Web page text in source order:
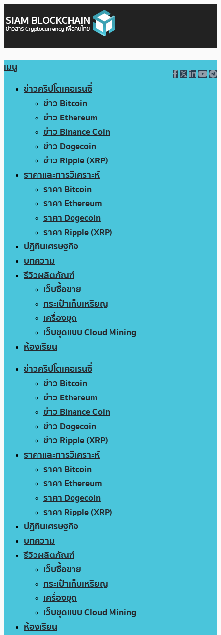
เมนู
ข่าวคริปโตเคอเรนซี่
ข่าว Bitcoin
ข่าว Ethereum
ข่าว Binance Coin
ข่าว Dogecoin
ข่าว Ripple (XRP)
ราคาและการวิเคราะห์
ราคา Bitcoin
ราคา Ethereum
ราคา Dogecoin
ราคา Ripple (XRP)
ปฏิทินเศรษฐกิจ
บทความ
รีวิวผลิตภัณฑ์
เว็บซื้อขาย
กระเป๋าเก็บเหรียญ
เครื่องขุด
เว็บขุดแบบ Cloud Mining
ห้องเรียน
ข่าวคริปโตเคอเรนซี่
ข่าว Bitcoin
ข่าว Ethereum
ข่าว Binance Coin
ข่าว Dogecoin
ข่าว Ripple (XRP)
ราคาและการวิเคราะห์
ราคา Bitcoin
ราคา Ethereum
ราคา Dogecoin
ราคา Ripple (XRP)
ปฏิทินเศรษฐกิจ
บทความ
รีวิวผลิตภัณฑ์
เว็บซื้อขาย
กระเป๋าเก็บเหรียญ
เครื่องขุด
เว็บขุดแบบ Cloud Mining
ห้องเรียน